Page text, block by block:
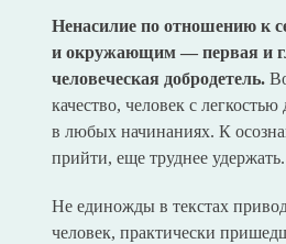
Ненасилие по отношению к
и окружающим — первая и
человеческая добродетель.
качество, человек с
в любых начинаниях. К
прийти, еще труднее удержать.
Не единожды в текстах
человек, практически